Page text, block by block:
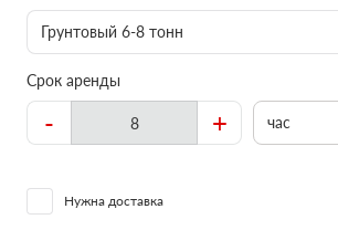
Грунтовый 6-8 тонн
Срок аренды
- + час
Нужна доставка